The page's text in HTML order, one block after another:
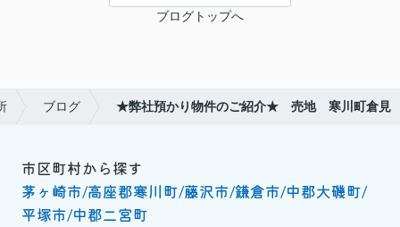
ブログトップへ
ブログ ★弊社預かり物件のご紹介★ 売地 寒川町倉見
市区町村から探す
茅ヶ崎市 高座郡寒川町 藤沢市 鎌倉市 中郡大磯町
平塚市 中郡二宮町